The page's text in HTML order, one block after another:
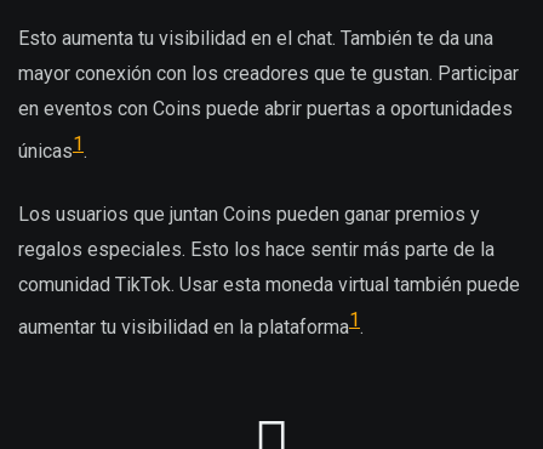
Esto aumenta tu visibilidad en el chat. También te da una
mayor conexión con los creadores que te gustan. Participar
en eventos con Coins puede abrir puertas a oportunidades
únicas1.
Los usuarios que juntan Coins pueden ganar premios y
regalos especiales. Esto los hace sentir más parte de la
comunidad TikTok. Usar esta moneda virtual también puede
aumentar tu visibilidad en la plataforma1.